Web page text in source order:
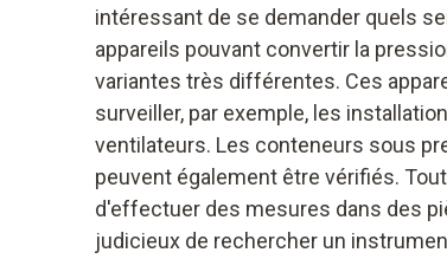
intéressant de se demander quels
appareils pouvant convertir la
variantes très différentes. Ces
surveiller, par exemple, les
ventilateurs. Les conteneurs sous
peuvent également être vérifiés.
d'effectuer des mesures dans des
judicieux de rechercher un